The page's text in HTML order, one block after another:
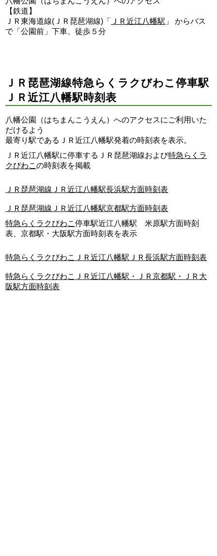
【鉄道】
ＪＲ東海道線(ＪＲ琵琶湖線)「
ＪＲ近江八幡駅 」 からバス
で「公園前」下車、徒歩５分
ＪＲ琵琶湖線特急らくラクびわこ停車駅
ＪＲ近江八幡駅時刻表
八幡公園（はちまんこうえん）へのアクセスにご利用いた
だけるよう
最寄り駅であるＪＲ近江八幡駅発着の時刻表を表示。
ＪＲ近江八幡駅に停車するＪＲ琵琶湖線および特急らくラ
クびわこの時刻表を掲載
ＪＲ琵琶湖線ＪＲ近江八幡駅長浜駅方面時刻表
ＪＲ琵琶湖線ＪＲ近江八幡駅京都駅方面時刻表
特急らくラクびわこ停車駅近江八幡駅 米原駅方面時刻
表、京都駅・大阪駅方面時刻表を表示
特急らくラクびわこＪＲ近江八幡駅ＪＲ長浜駅方面時刻表
特急らくラクびわこＪＲ近江八幡駅・ＪＲ京都駅・ＪＲ大
阪駅方面時刻表